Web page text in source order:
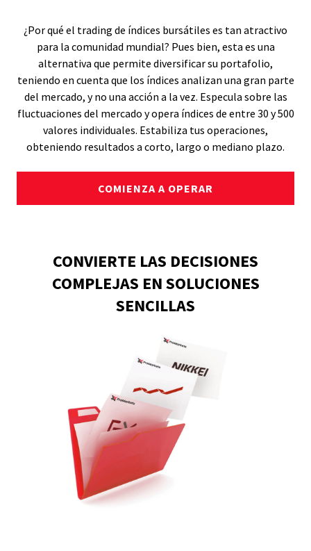
¿Por qué el trading de índices bursátiles es tan atractivo
para la comunidad mundial? Pues bien, esta es una
alternativa que permite diversificar su portafolio,
teniendo en cuenta que los índices analizan una gran parte
del mercado, y no una acción a la vez. Especula sobre las
fluctuaciones del mercado y opera índices de entre 30 y 500
valores individuales. Estabiliza tus operaciones,
obteniendo resultados a corto, largo o mediano plazo.
COMIENZA A OPERAR
CONVIERTE LAS DECISIONES
COMPLEJAS EN SOLUCIONES
SENCILLAS